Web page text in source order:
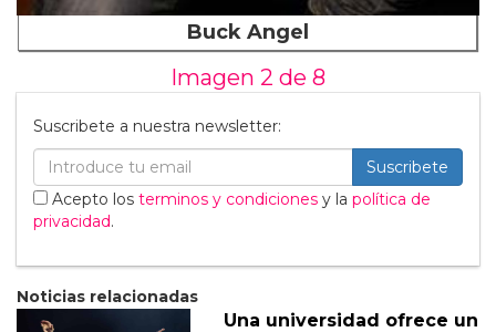
Buck Angel
Imagen 2 de 8
Suscribete a nuestra newsletter:
Suscribete
Acepto los terminos y condiciones y la política de
privacidad.
Noticias relacionadas
Una universidad ofrece un